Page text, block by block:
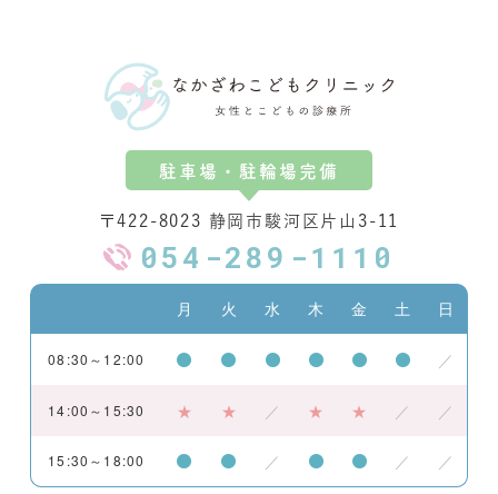
駐車場・駐輪場完備
〒422-8023 静岡市駿河区片山3-11
054-289-1110
月 火 水 木 金 土 日
08:30～12:00 ／
14:00～15:30 ★ ★ ／ ★ ★ ／ ／
15:30～18:00 ／ ／ ／